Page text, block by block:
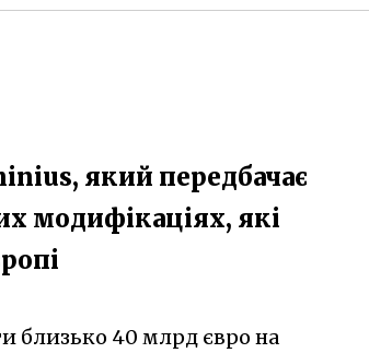
який передбачає
модифікаціях, які
близько 40 млрд євро на